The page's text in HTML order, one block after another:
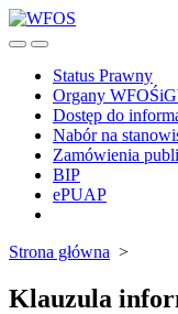
Skip
to
Search
Toggle
Menu
Status Prawny
Organy
Dostęp do
Nabór na
Zamówienia
BIP
ePUAP
Strona główna >
Klauzula